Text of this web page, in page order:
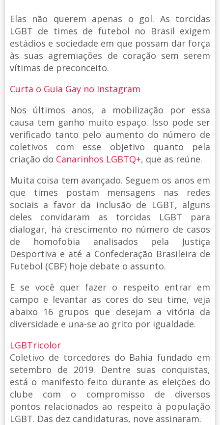
Elas não querem apenas o gol. As torcidas
LGBT de times de futebol no Brasil exigem
estádios e sociedade em que possam dar força
às suas agremiações de coração sem serem
vítimas de preconceito.
Curta o Guia Gay no Instagram
Nos últimos anos, a mobilização por essa
causa tem ganho muito espaço. Isso pode ser
verificado tanto pelo aumento do número de
coletivos com esse objetivo quanto pela
criação do Canarinhos LGBTQ+, que as reúne.
Muita coisa tem avançado. Seguem os anos em
que times postam mensagens nas redes
sociais a favor da inclusão de LGBT, alguns
deles convidaram as torcidas LGBT para
dialogar, há crescimento no número de casos
de homofobia analisados pela Justiça
Desportiva e até a Confederação Brasileira de
Futebol (CBF) hoje debate o assunto.
E se você quer fazer o respeito entrar em
campo e levantar as cores do seu time, veja
abaixo 16 grupos que desejam a vitória da
diversidade e una-se ao grito por igualdade.
LGBTricolor
Coletivo de torcedores do Bahia fundado em
setembro de 2019. Dentre suas conquistas,
está o manifesto feito durante as eleições do
clube com o compromisso de diversos
pontos relacionados ao respeito à população
LGBT. Das dez candidaturas, nove assinaram.